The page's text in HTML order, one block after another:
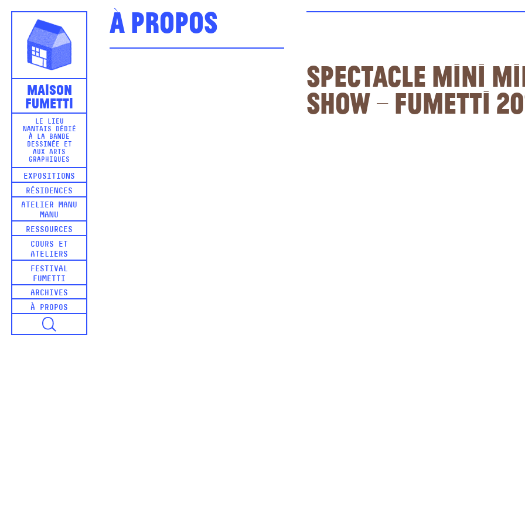
Maison
Fumetti
LE LIEU
NANTAIS DÉDIÉ
À LA BANDE
DESSINÉE ET
AUX ARTS
GRAPHIQUES
EXPOSITIONS
RÉSIDENCES
ATELIER MANU
MANU
RESSOURCES
COURS ET
ATELIERS
FESTIVAL
FUMETTI
ARCHIVES
À PROPOS
À propos
Spectacle Mini
show – Fumetti